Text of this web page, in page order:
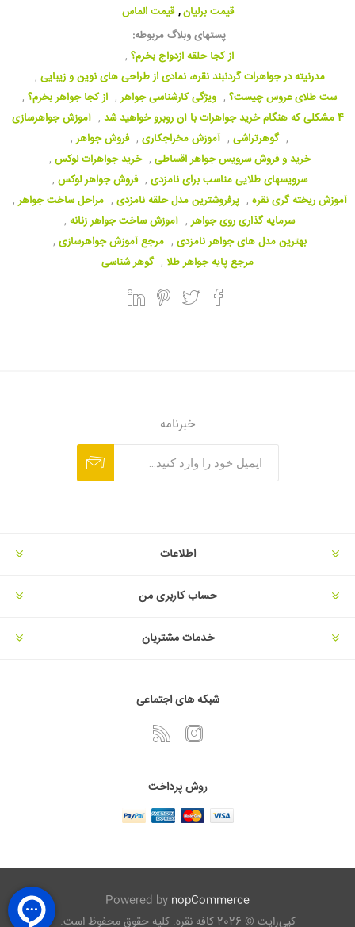
قیمت برلیان, قیمت الماس
پستهای وبلاگ مربوطه:
از کجا حلقه ازدواج بخرم؟ ,
مدرنیته در جواهرات گردنبند نقره، نمادی از طراحی های نوین و زیبایی ,
ست طلای عروس چیست؟ , ویژگی کارشناسی جواهر , از کجا جواهر بخرم؟ ,
4 مشکلی که هنگام خرید جواهرات با آن روبرو خواهید شد
, آموزش جواهرسازی
, گوهرتراشی , آموزش مخراجکاری , فروش جواهر ,
خرید و فروش سرویس جواهر اقساطی , خرید جواهرات لوکس ,
سرویسهای طلایی مناسب برای نامزدی , فروش جواهر لوکس ,
آموزش ریخته گری نقره , پرفروشترین مدل حلقه نامزدی , مراحل ساخت جواهر ,
سرمایه گذاری روی جواهر , آموزش ساخت جواهر زنانه ,
بهترین مدل های جواهر نامزدی , مرجع آموزش جواهرسازی ,
مرجع پایه جواهر طلا , گوهر شناسی
خبرنامه
اطلاعات
حساب کاربری من
خدمات مشتریان
شبکه های اجتماعی
روش پرداخت
Powered by nopCommerce
کپی‌رایت © 2026 کافه نقره. کلیه حقوق محفوظ است.